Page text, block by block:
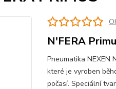
N'FERA
Pneumatika NEXEN
které je vyroben
počasí. Speciální